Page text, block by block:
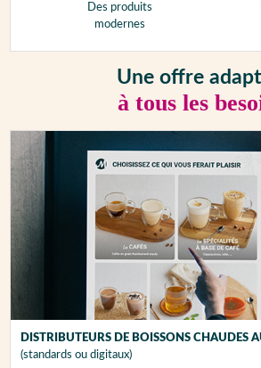
Des produits
modernes
Une offre
à tous les
DISTRIBUTEURS DE BOISSONS CHAUDES
(standards ou digitaux)